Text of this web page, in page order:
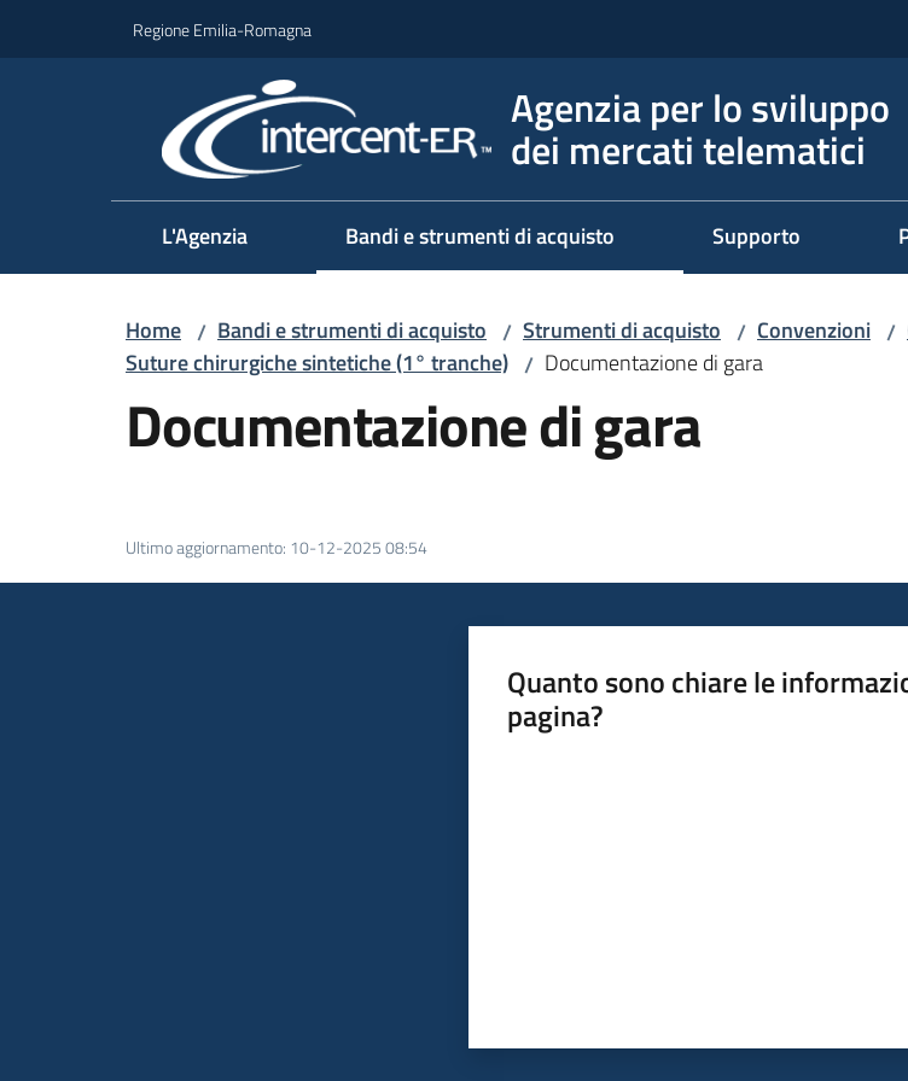
Regione Emilia-Romagna
Agenzia per lo sviluppo
dei mercati telematici
L'Agenzia Bandi e strumenti di acquisto Supporto
Home / Bandi e strumenti di acquisto / Strumenti di acquisto / Convenzioni /
Suture chirurgiche sintetiche (1° tranche) / Documentazione di gara
Documentazione di gara
Ultimo aggiornamento: 10-12-2025 08:54
Quanto sono chiare le
pagina?